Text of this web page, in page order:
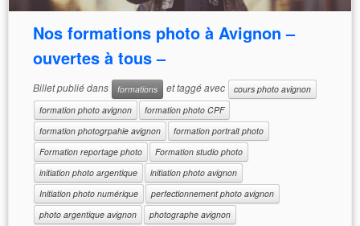
Nos formations photo à Avignon –
ouvertes à tous –
Billet publié dans formations et taggé avec
cours photo avignon
formation photo avignon
formation photo CPF
formation photogrpahie avignon
formation portrait photo
Formation reportage photo
Formation studio photo
initiation photo argentique
initiation photo avignon
Initiation photo numérique
perfectionnement photo avignon
photo argentique avignon
photographe avignon